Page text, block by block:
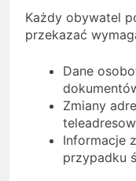
Każdy obywatel
przekazać
Dane
Zmiany
Informacje
przypadku